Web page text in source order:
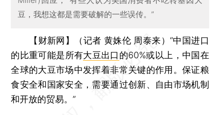
豆，我想这都是需要破解的一些误传。”
【财新网】（记者 黄姝伦 周泰来）“中国进口
的比重可能是所有大豆出口 的60%或以上，中国在
全球的大豆市场中发挥着非常关键的作用。保证粮
食安全和国家安全，需要通过创新、自由市场机制
和开放的贸易。”